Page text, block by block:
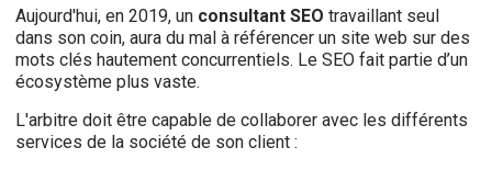
Aujourd'hui, en 2019, un consultant SEOtravaillant seul
dans son coin, aura du mal à référencer un site web sur des
mots clés hautement concurrentiels. Le SEO fait partie d’un
écosystème plus vaste.
L'arbitre doit être capable de collaborer avec les différents
services de la société de son client :